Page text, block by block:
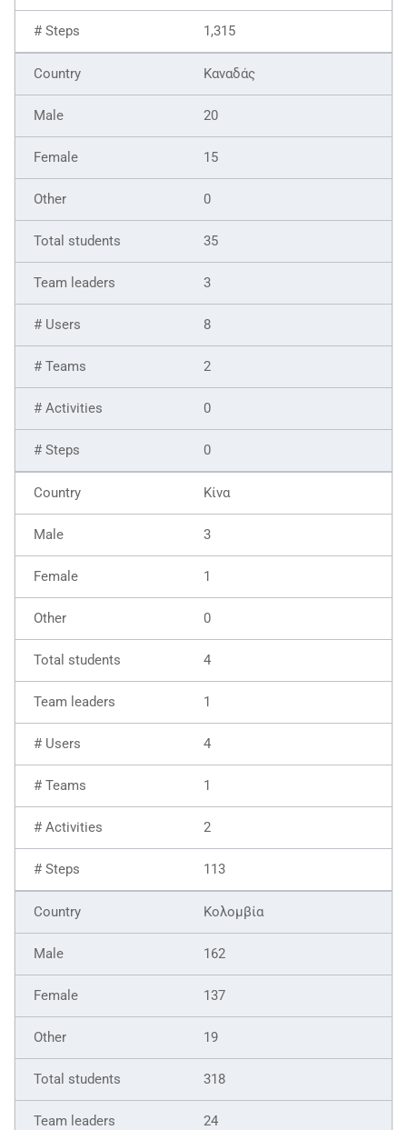
1,315
Καναδάς
20
15
0
35
3
8
2
0
0
Κίνα
3
1
0
4
1
4
1
2
113
Κολομβία
162
137
19
318
24